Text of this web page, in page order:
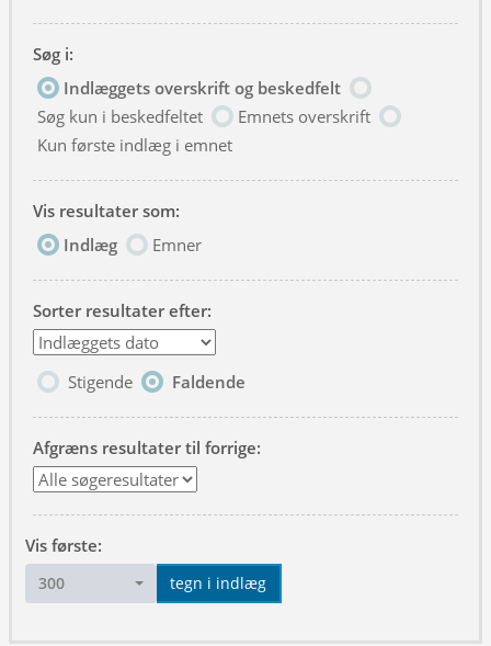
Søg i:
Indlæggets overskrift og beskedfelt
Søg kun i beskedfeltet
Emnets overskrift
Kun første indlæg i emnet
Vis resultater som:
Indlæg
Emner
Sorter resultater efter:
Stigende Faldende
Afgræns resultater til forrige:
Vis første:
300 tegn i indlæg